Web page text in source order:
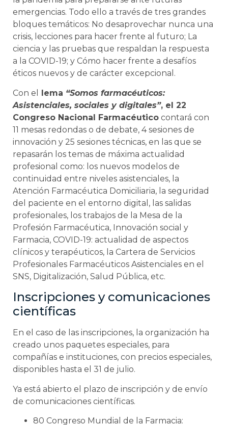
emergencias. Todo ello a través de tres grandes
bloques temáticos: No desaprovechar nunca una
crisis, lecciones para hacer frente al futuro; La
ciencia y las pruebas que respaldan la respuesta
a la COVID-19; y Cómo hacer frente a desafíos
éticos nuevos y de carácter excepcional.
Con el lema “Somos farmacéuticos:
Asistenciales, sociales y digitales”, el 22
Congreso Nacional Farmacéutico contará con
11 mesas redondas o de debate, 4 sesiones de
innovación y 25 sesiones técnicas, en las que se
repasarán los temas de máxima actualidad
profesional como: los nuevos modelos de
continuidad entre niveles asistenciales, la
Atención Farmacéutica Domiciliaria, la seguridad
del paciente en el entorno digital, las salidas
profesionales, los trabajos de la Mesa de la
Profesión Farmacéutica, Innovación social y
Farmacia, COVID-19: actualidad de aspectos
clínicos y terapéuticos, la Cartera de Servicios
Profesionales Farmacéuticos Asistenciales en el
SNS, Digitalización, Salud Pública, etc.
Inscripciones y comunicaciones
científicas
En el caso de las inscripciones, la organización ha
creado unos paquetes especiales, para
compañías e instituciones, con precios especiales,
disponibles hasta el 31 de julio.
Ya está abierto el plazo de inscripción y de envío
de comunicaciones científicas.
80 Congreso Mundial de la Farmacia: